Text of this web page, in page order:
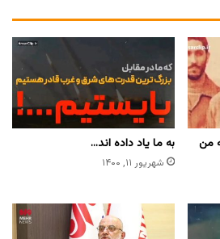
من
به ما یاد داده اند…
شهریور ۱۱, ۱۴۰۰